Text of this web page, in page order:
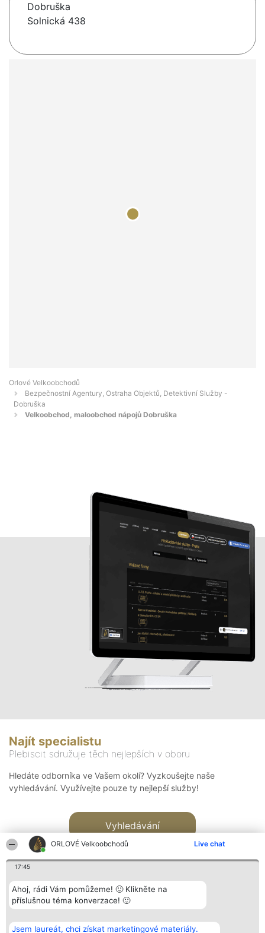
ORLOVÉ Velkoobchodů Live chat
17:45
Ahoj, rádi Vám pomůžeme! 🙂 Klikněte na
příslušnou téma konverzace! 🙂
Jsem laureát, chci získat marketingové materiály.
Dobruška
Solnická 438
Orlové Velkoobchodů
Bezpečnostní Agentury, Ostraha Objektů, Detektivní Služby -
Dobruška
Velkoobchod, maloobchod nápojů Dobruška
Najít specialistu
Plebiscit sdružuje těch nejlepších v oboru
Hledáte odborníka ve Vašem okolí? Vyzkoušejte naše
vyhledávání. Využívejte pouze ty nejlepší služby!
Vyhledávání
Bright Side Solutions sp. z o.
o. sp. k.
Vítězové
Seznam všech
Kontakt